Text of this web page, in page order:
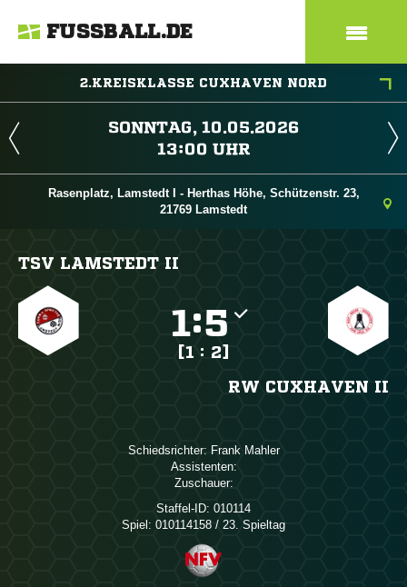
FUSSBALL.DE
2.KREISKLASSE CUXHAVEN NORD
 
 
Rasenplatz, Lamstedt I - Herthas Höhe, Schützenstr. 23,
21769 Lamstedt
TSV LAMSTEDT II
:
[1 : 2]
RW CUXHAVEN II
Schiedsrichter:  
Assistenten:
Zuschauer:
Staffel-ID: 010114
Spiel: 010114158 / 23. Spieltag